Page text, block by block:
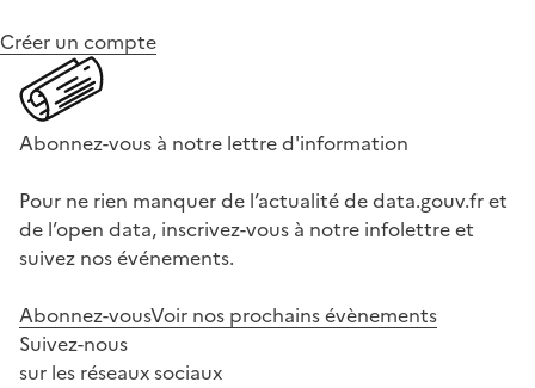
Créer un compte
Abonnez-vous à notre lettre d'information
Pour ne rien manquer de l’actualité de data.gouv.fr et
de l’open data, inscrivez-vous à notre infolettre et
suivez nos événements.
Abonnez-vousVoir nos prochains évènements
Suivez-nous
sur les réseaux sociaux